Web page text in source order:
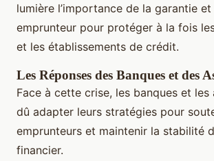
lumière l’importance de la garantie et
emprunteur pour protéger à la fois
et les établissements de crédit.
Les Réponses des Banques et des
Face à cette crise, les banques et les
dû adapter leurs stratégies pour
emprunteurs et maintenir la stabilité
financier.